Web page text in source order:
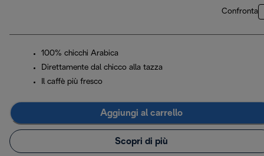
Confronta
100% chicchi Arabica
Direttamente dal chicco alla tazza
Il caffè più fresco
Aggiungi al carrello
Scopri di più